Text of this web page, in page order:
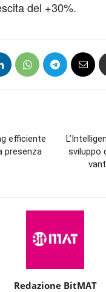
del +30%.
efficiente
presenza
sviluppo
Redazione BitMAT